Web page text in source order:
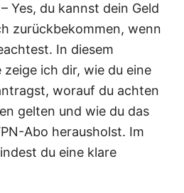
Yes, du kannst dein Geld
zurückbekommen, wenn
In diesem
zeige ich dir, wie du eine
worauf du achten
gelten und wie du das
Abo herausholst. Im
du eine klare